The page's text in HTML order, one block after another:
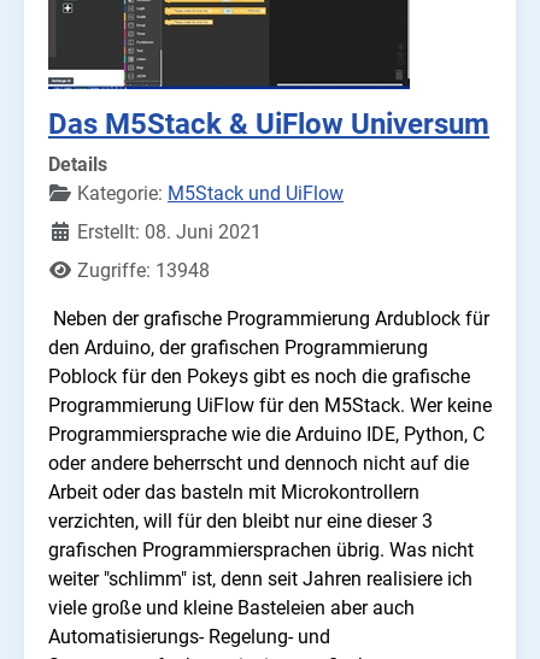
Das M5Stack & UiFlow Universum
Details
Kategorie: M5Stack und UiFlow
Erstellt: 08. Juni 2021
Zugriffe: 13948
Neben der grafische Programmierung Ardublock für
den Arduino, der grafischen Programmierung
Poblock für den Pokeys gibt es noch die grafische
Programmierung UiFlow für den M5Stack. Wer keine
Programmiersprache wie die Arduino IDE, Python, C
oder andere beherrscht und dennoch nicht auf die
Arbeit oder das basteln mit Microkontrollern
verzichten, will für den bleibt nur eine dieser 3
grafischen Programmiersprachen übrig. Was nicht
weiter "schlimm" ist, denn seit Jahren realisiere ich
viele große und kleine Basteleien aber auch
Automatisierungs- Regelung- und